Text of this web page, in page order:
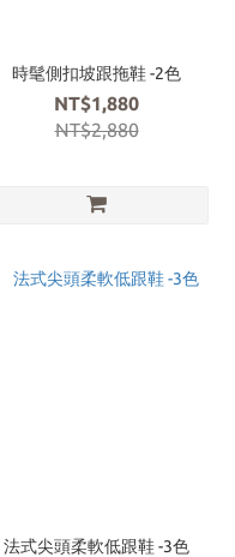
時髦側扣坡跟拖鞋 -2色
NT$1,880
NT$2,880
法式尖頭柔軟低跟鞋 -3色